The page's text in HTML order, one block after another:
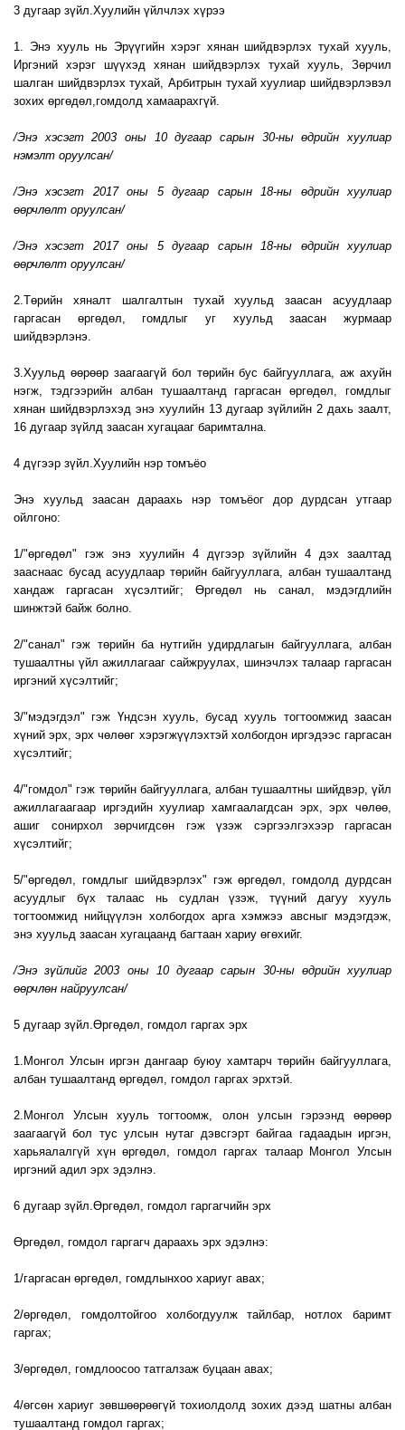
3 дугаар зүйл.Хуулийн үйлчлэх хүрээ
1. Энэ хууль нь Эрүүгийн хэрэг хянан шийдвэрлэх тухай хууль,
Иргэний хэрэг шүүхэд хянан шийдвэрлэх тухай хууль, Зөрчил
шалган шийдвэрлэх тухай, Арбитрын тухай хуулиар шийдвэрлэвэл
зохих өргөдөл,гомдолд хамаарахгүй.
/Энэ хэсэгт 2003 оны 10 дугаар сарын 30-ны өдрийн хуулиар
нэмэлт оруулсан/
/Энэ хэсэгт 2017 оны 5 дугаар сарын 18-ны өдрийн хуулиар
өөрчлөлт оруулсан/
/Энэ хэсэгт 2017 оны 5 дугаар сарын 18-ны өдрийн хуулиар
өөрчлөлт оруулсан/
2.Төрийн хяналт шалгалтын тухай хуульд заасан асуудлаар
гаргасан өргөдөл, гомдлыг уг хуульд заасан журмаар
шийдвэрлэнэ.
3.Хуульд өөрөөр заагаагүй бол төрийн бус байгууллага, аж ахуйн
нэгж, тэдгээрийн албан тушаалтанд гаргасан өргөдөл, гомдлыг
хянан шийдвэрлэхэд энэ хуулийн 1З дугаар зүйлийн 2 дахь заалт,
16 дугаар зүйлд заасан хугацааг баримтална.
4 дүгээр зүйл.Хуулийн нэр томъёо
Энэ хуульд заасан дараахь нэр томъёог дор дурдсан утгаар
ойлгоно:
1/"өргөдөл" гэж энэ хуулийн 4 дүгээр зүйлийн 4 дэх заалтад
зааснаас бусад асуудлаар төрийн байгууллага, албан тушаалтанд
хандаж гаргасан хүсэлтийг; Өргөдөл нь санал, мэдэгдлийн
шинжтэй байж болно.
2/"санал" гэж төрийн ба нутгийн удирдлагын байгууллага, албан
тушаалтны үйл ажиллагааг сайжруулах, шинэчлэх талаар гаргасан
иргэний хүсэлтийг;
3/"мэдэгдэл" гэж Үндсэн хууль, бусад хууль тогтоомжид заасан
хүний эрх, эрх чөлөөг хэрэгжүүлэхтэй холбогдон иргэдээс гаргасан
хүсэлтийг;
4/"гомдол" гэж төрийн байгууллага, албан тушаалтны шийдвэр, үйл
ажиллагаагаар иргэдийн хуулиар хамгаалагдсан эрх, эрх чөлөө,
ашиг сонирхол зөрчигдсөн гэж үзэж сэргээлгэхээр гаргасан
хүсэлтийг;
5/"өргөдөл, гомдлыг шийдвэрлэх" гэж өргөдөл, гомдолд дурдсан
асуудлыг бүх талаас нь судлан үзэж, түүний дагуу хууль
тогтоомжид нийцүүлэн холбогдох арга хэмжээ авсныг мэдэгдэж,
энэ хуульд заасан хугацаанд багтаан хариу өгөхийг.
/Энэ зүйлийг 2003 оны 10 дугаар сарын 30-ны өдрийн хуулиар
өөрчлөн найруулсан/
5 дугаар зүйл.Өргөдөл, гомдол гаргах эрх
1.Монгол Улсын иргэн дангаар буюу хамтарч төрийн байгууллага,
албан тушаалтанд өргөдөл, гомдол гаргах эрхтэй.
2.Монгол Улсын хууль тогтоомж, олон улсын гэрээнд өөрөөр
заагаагүй бол тус улсын нутаг дэвсгэрт байгаа гадаадын иргэн,
харьяалалгүй хүн өргөдөл, гомдол гаргах талаар Монгол Улсын
иргэний адил эрх эдэлнэ.
6 дугаар зүйл.Өргөдөл, гомдол гаргагчийн эрх
Өргөдөл, гомдол гаргагч дараахь эрх эдэлнэ:
1/гаргасан өргөдөл, гомдлынхоо хариуг авах;
2/өргөдөл, гомдолтойгоо холбогдуулж тайлбар, нотлох баримт
гаргах;
3/өргөдөл, гомдлоосоо татгалзаж буцаан авах;
4/өгсөн хариуг зөвшөөрөөгүй тохиолдолд зохих дээд шатны албан
тушаалтанд гомдол гаргах;